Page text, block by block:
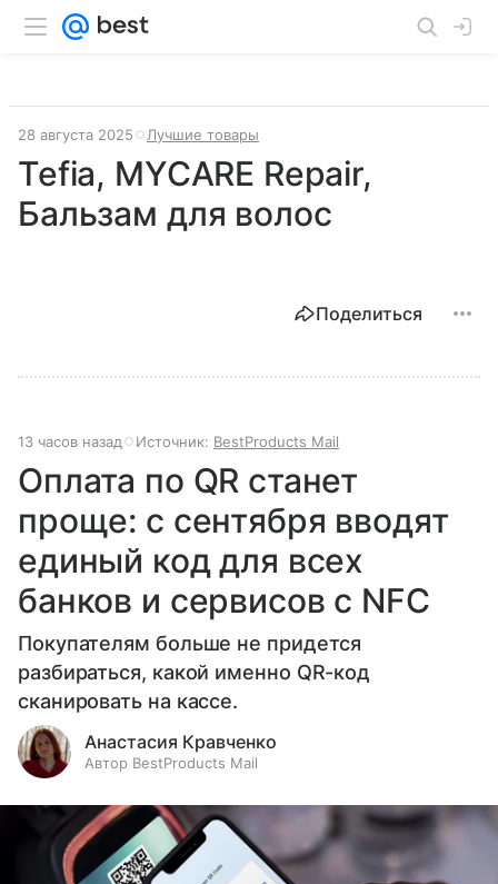
28 августа 2025 Лучшие товары
Tefia, MYCARE Repair,
Бальзам для волос
Поделиться
13 часов назад Источник: BestProducts Mail
Оплата по QR станет
проще: с сентября вводят
единый код для всех
банков и сервисов с NFC
Покупателям больше не придется
разбираться, какой именно QR-код
сканировать на кассе.
Анастасия Кравченко
Автор BestProducts Mail